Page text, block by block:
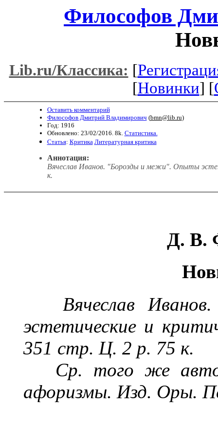
Философов
Lib.ru/Классика: [
[Новинки] [
Оставить комментарий
Философов Дмитрий Владимирович (bmn@lib.ru)
Год: 1916
Обновлено: 23/02/2016. 8k. Статистика.
Статья: Критика Литературная критика
Аннотация:
Вячеслав Иванов. "Борозды и межи". Опыты
к.
Д. В.
Вячеслав
эстетические и
351 стр. Ц. 2 р. 75 к.
Ср. того же
афоризмы. Изд. Оры.